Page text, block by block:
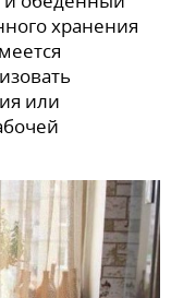
хранения
или